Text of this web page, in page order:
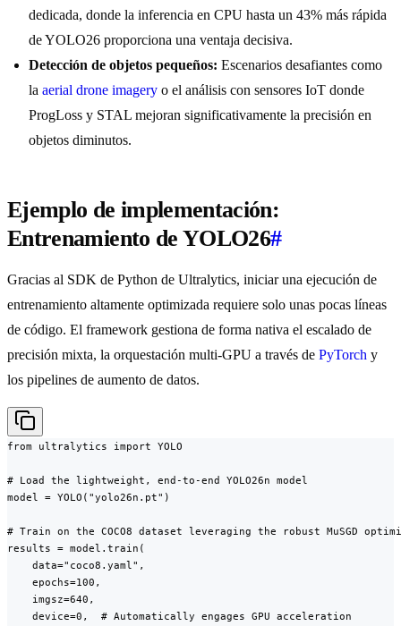
dedicada, donde la inferencia en CPU hasta un 43% más rápida
de YOLO26 proporciona una ventaja decisiva.
Detección de objetos pequeños: Escenarios desafiantes como
la aerial drone imagery o el análisis con sensores IoT donde
ProgLoss y STAL mejoran significativamente la precisión en
objetos diminutos.
Ejemplo de implementación:
Entrenamiento de YOLO26#
Gracias al SDK de Python de Ultralytics, iniciar una ejecución de
entrenamiento altamente optimizada requiere solo unas pocas líneas
de código. El framework gestiona de forma nativa el escalado de
precisión mixta, la orquestación multi-GPU a través de PyTorch y
los pipelines de aumento de datos.
from ultralytics import YOLO
# Load the lightweight, end-to-end YOLO26n model
model = YOLO("yolo26n.pt")
# Train on the COCO8 dataset leveraging the robust MuSGD
results = model.train(
    data="coco8.yaml",
    epochs=100,
    imgsz=640,
    device=0,  # Automatically engages GPU acceleration